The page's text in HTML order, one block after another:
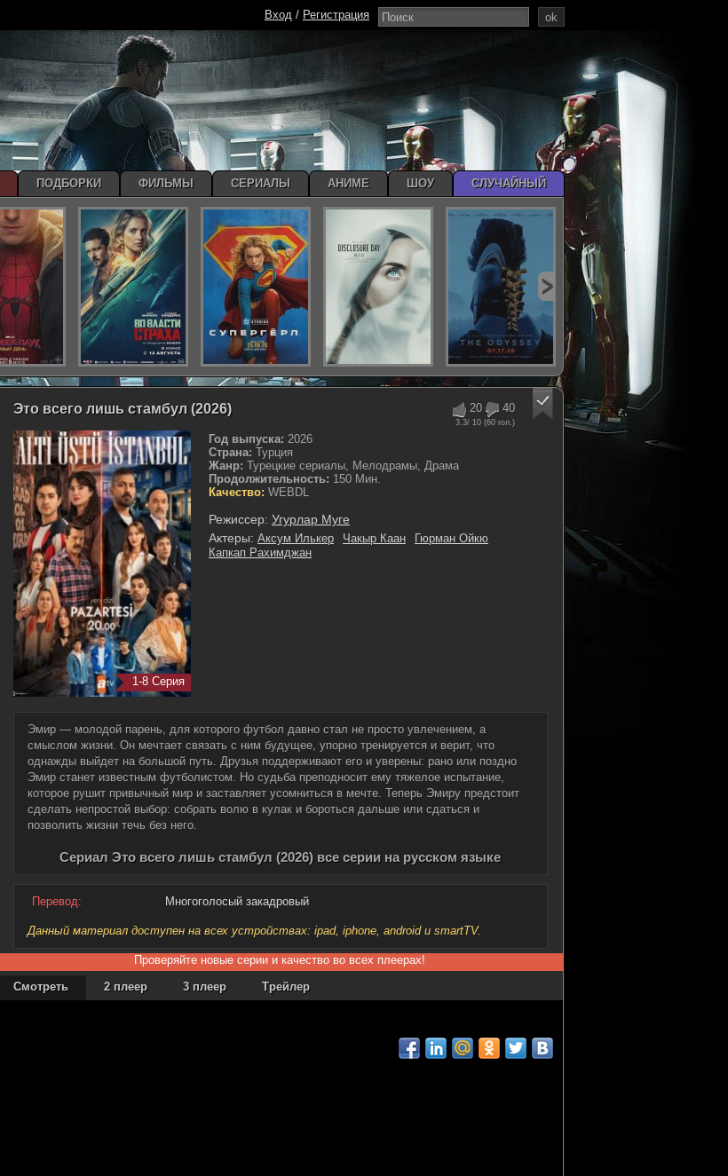
20 40
3.3/ 10 (60 гол.)
Это всего лишь стамбул (2026)
1-8 Серия
Год выпуска: 2026
Страна: Турция
Жанр: Турецкие сериалы, Мелодрамы, Драма
Продолжительность: 150 Мин.
Качество: WEBDL
Режиссер: Угурлар Муге
Актеры: Аксум Илькер Чакыр Каан
Гюрман Ойкю
Капкап Рахимджан
Эмир — молодой парень, для которого футбол давно стал не просто увлечением, а
смыслом жизни. Он мечтает связать с ним будущее, упорно тренируется и верит, что
однажды выйдет на большой путь. Друзья поддерживают его и уверены: рано или поздно
Эмир станет известным футболистом. Но судьба преподносит ему тяжелое испытание,
которое рушит привычный мир и заставляет усомниться в мечте. Теперь Эмиру предстоит
сделать непростой выбор: собрать волю в кулак и бороться дальше или сдаться и
позволить жизни течь без него.
Сериал Это всего лишь стамбул (2026) все серии на русском языке
Перевод: Многоголосый закадровый
Данный материал доступен на всех устройствах: ipad, iphone, android и smartTV.
Проверяйте новые серии и качество во всех плеерах!
Смотреть
2 плеер 3 плеер Трейлер
ok
Вход / Регистрация
ПОДБОРКИ ФИЛЬМЫ СЕРИАЛЫ АНИМЕ ШОУ СЛУЧАЙНЫЙ